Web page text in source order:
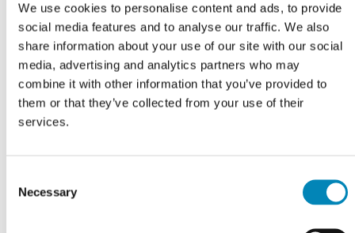
We use cookies to personalise content and ads, to provide
social media features and to analyse our traffic. We also
share information about your use of our site with our social
media, advertising and analytics partners who may
combine it with other information that you’ve provided to
them or that they’ve collected from your use of their
services.
Selection
Necessary
99/74 Mat
sort/Gun-
metal
992 Bejdset
sort
992/99
Bejdset
sort/Mat
C004 Matt
Maroon Red
6030-R